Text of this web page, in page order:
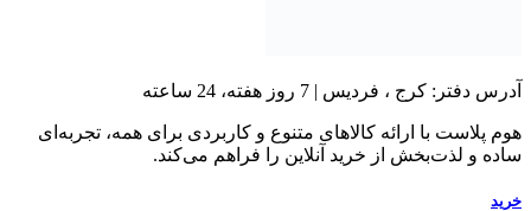
آدرس دفتر: کرج ، فردیس | 7 روز هفته، 24 ساعته
هوم پلاست با ارائه کالاهای متنوع و کاربردی برای همه، تجربه‌ای
ساده و لذت‌بخش از خرید آنلاین را فراهم می‌کند.
خرید